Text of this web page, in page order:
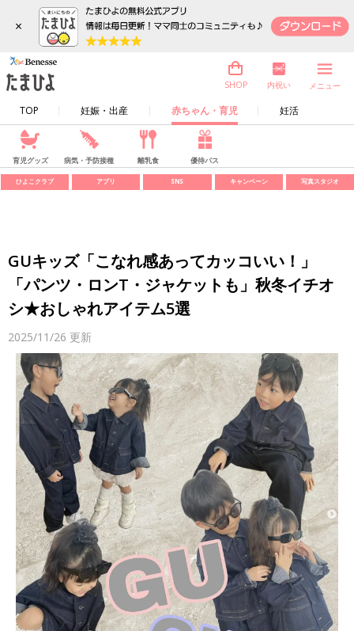
×
TOP 妊娠・出産 赤ちゃん・育児 妊活
SHOP 内祝い メニュー
育児グッズ 病気・予防接種 離乳食 優待パス
ひよこクラブ アプリ SNS キャンペーン 写真スタジオ
GUキッズ「こなれ感あってカッコいい！」
「パンツ・ロンT・ジャケットも」秋冬イチオ
シ★おしゃれアイテム5選
2025/11/26 更新